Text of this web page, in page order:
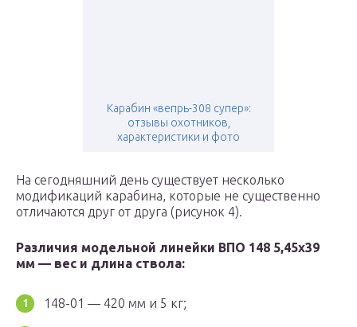
Карабин «вепрь-308 супер»:
отзывы охотников,
характеристики и фото
На сегодняшний день существует несколько
модификаций карабина, которые не существенно
отличаются друг от друга (рисунок 4).
Различия модельной линейки ВПО 148 5,45х39
мм — вес и длина ствола:
148-01 — 420 мм и 5 кг;